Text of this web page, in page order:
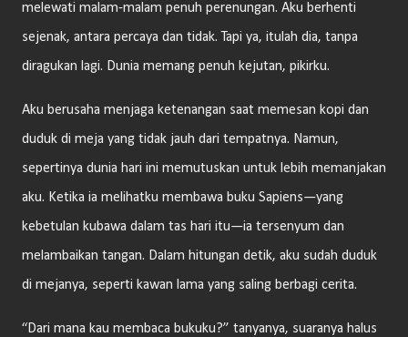
melewati malam-malam penuh perenungan. Aku berhenti
sejenak, antara percaya dan tidak. Tapi ya, itulah dia, tanpa
diragukan lagi. Dunia memang penuh kejutan, pikirku.
Aku berusaha menjaga ketenangan saat memesan kopi dan
duduk di meja yang tidak jauh dari tempatnya. Namun,
sepertinya dunia hari ini memutuskan untuk lebih memanjakan
aku. Ketika ia melihatku membawa buku Sapiens—yang
kebetulan kubawa dalam tas hari itu—ia tersenyum dan
melambaikan tangan. Dalam hitungan detik, aku sudah duduk
di mejanya, seperti kawan lama yang saling berbagi cerita.
“Dari mana kau membaca bukuku?” tanyanya, suaranya halus